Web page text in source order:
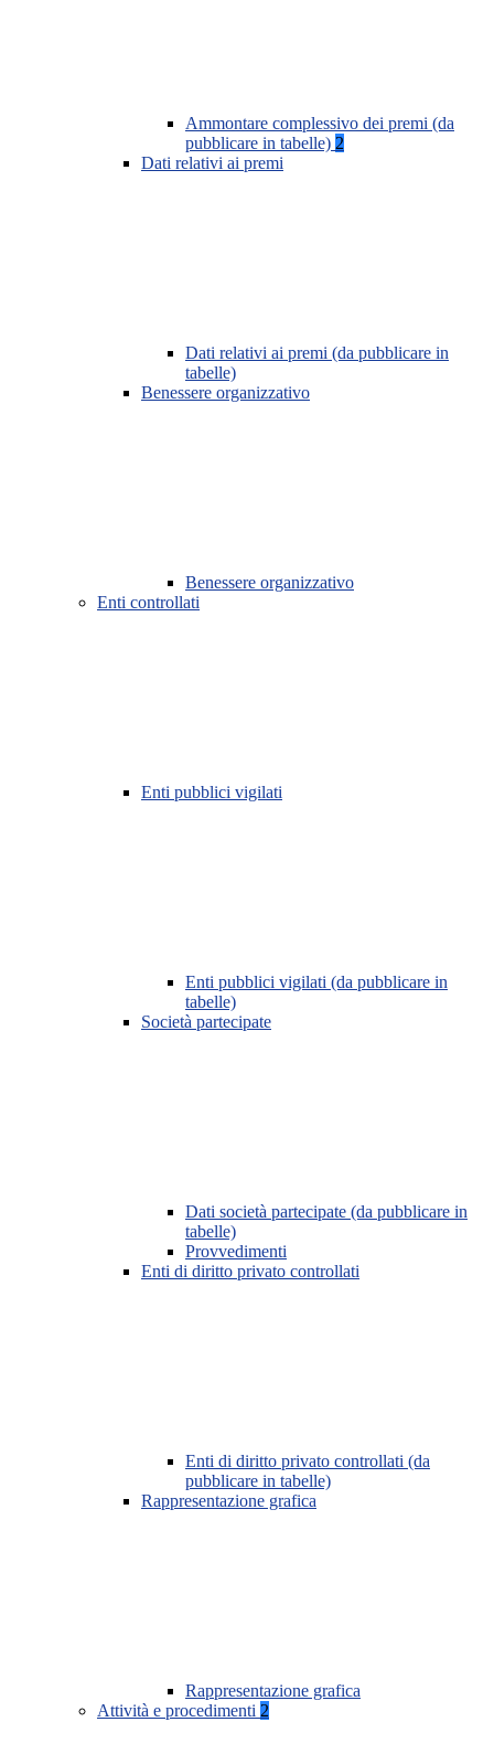
Ammontare complessivo dei premi (da
pubblicare in tabelle) 2
Dati relativi ai premi
Dati relativi ai premi (da pubblicare in
tabelle)
Benessere organizzativo
Benessere organizzativo
Enti controllati
Enti pubblici vigilati
Enti pubblici vigilati (da pubblicare in
tabelle)
Società partecipate
Dati società partecipate (da pubblicare in
tabelle)
Provvedimenti
Enti di diritto privato controllati
Enti di diritto privato controllati (da
pubblicare in tabelle)
Rappresentazione grafica
Rappresentazione grafica
Attività e procedimenti 2